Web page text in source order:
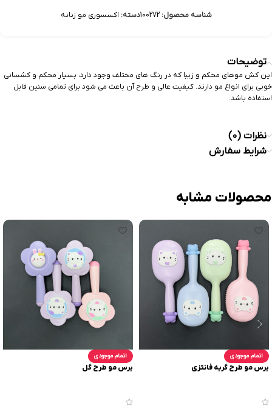
شناسه محصول:100272دسته: اکسسوری مو زنانه
توضیحات
این کش موهای محکم و زیبا که در رنگ های مختلف وجود دارد، بسیار محکم و کشسانی
خوبی برای انواع مو دارند. کیفیت عالی و طرح آن باعث می شود برای تمامی سنین قابل
استفاده باشد.
نظرات (0)
شرایط سفارش
محصولات مشابه
اتمام موجودی
برس مو طرح گربه فانتزی
اتمام موجودی
برس مو طرح گل